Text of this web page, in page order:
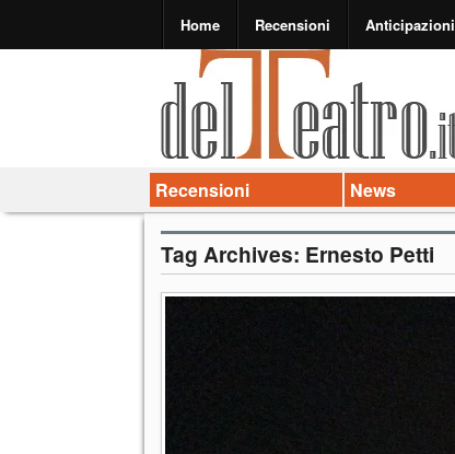
Home Recensioni Anticipazioni
Recensioni News
Tag Archives: Ernesto Petti